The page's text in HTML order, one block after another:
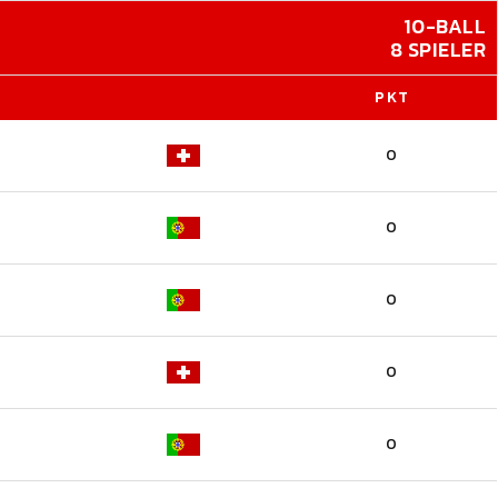
10-BALL
8 SPIELER
PKT
0
0
0
0
0